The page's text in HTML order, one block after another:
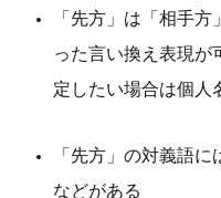
「先方」は「相手
った言い換え表現が
定したい場合は個人
「先方」の対義語に
などがある